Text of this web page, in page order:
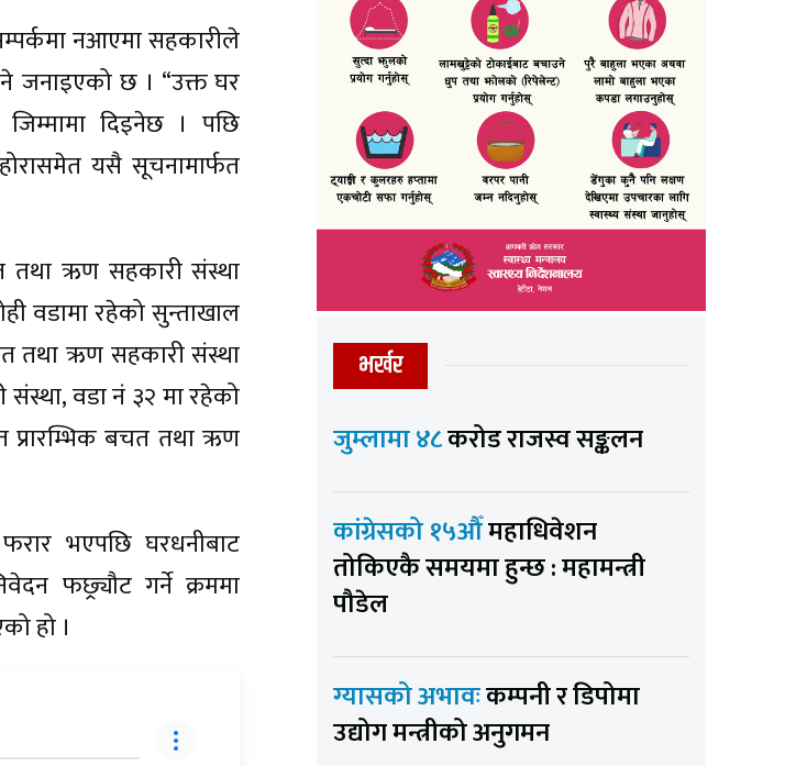
नआएमा सहकारीले
जनाइएको छ । “उक्त घर
दिइनेछ । पछि
यसै सूचनामार्फत
तथा ऋण सहकारी संस्था
वडामा रहेको सुन्ताखाल
तथा ऋण सहकारी संस्था
वडा नं ३२ मा रहेको
प्रारम्भिक बचत तथा ऋण
भएपछि घरधनीबाट
फछ्र्यौट गर्ने क्रममा
हो ।
भर्खर
जुम्लामा ४८करोड राजस्व सङ्कलन
कांग्रेसको १५औँमहाधिवेशन
तोकिएकै समयमा हुन्छ : महामन्त्री
पौडेल
ग्यासको अभावःकम्पनी र डिपोमा
उद्योग मन्त्रीको अनुगमन